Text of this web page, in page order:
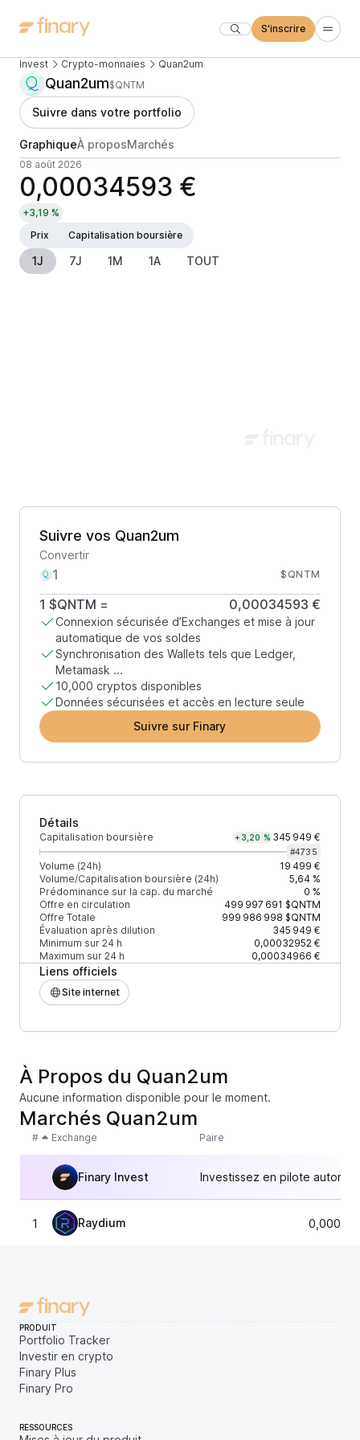
S'inscrire
Invest Crypto-monnaies Quan2um
Quan2um$QNTM
Suivre dans votre portfolio
GraphiqueÀ proposMarchés
08 août 2026
0,00034593 €
+3,19 %
Prix
Capitalisation boursière
1J 7J 1M 1A TOUT
Suivre vos Quan2um
Convertir
$QNTM
1 $QNTM = 0,00034593 €
Connexion sécurisée d’Exchanges et mise à jour
automatique de vos soldes
Synchronisation des Wallets tels que Ledger,
Metamask ...
10,000 cryptos disponibles
Données sécurisées et accès en lecture seule
Suivre sur Finary
Détails
Capitalisation boursière +3,20 % 345 949 €
#4735
Volume (24h)
19 499 €
Volume/Capitalisation boursière (24h)
5,64 %
Prédominance sur la cap. du marché
0 %
Offre en circulation
499 997 691 $QNTM
Offre Totale
999 986 998 $QNTM
Évaluation après dilution
345 949 €
Minimum sur 24 h
0,00032952 €
Maximum sur 24 h
0,00034966 €
Liens officiels
Site internet
À Propos du Quan2um
Aucune information disponible pour le moment.
Marchés Quan2um
# Exchange Paire
Finary Invest Investissez en pilote
1 Raydium
PRODUIT
Portfolio Tracker
Investir en crypto
Finary Plus
Finary Pro
RESSOURCES